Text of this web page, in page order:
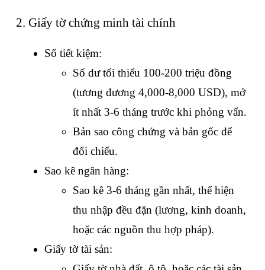
2. Giấy tờ chứng minh tài chính
Sổ tiết kiệm:
Số dư tối thiểu 100-200 triệu đồng
(tương đương 4,000-8,000 USD), mở
ít nhất 3-6 tháng trước khi phỏng vấn.
Bản sao công chứng và bản gốc để
đối chiếu.
Sao kê ngân hàng:
Sao kê 3-6 tháng gần nhất, thể hiện
thu nhập đều đặn (lương, kinh doanh,
hoặc các nguồn thu hợp pháp).
Giấy tờ tài sản: